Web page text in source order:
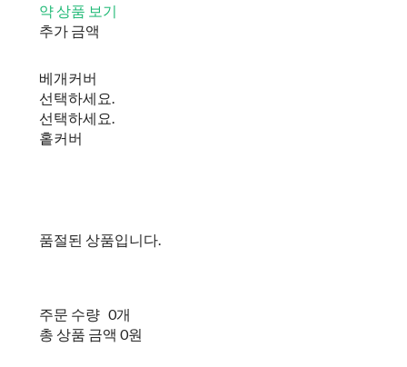
약 상품 보기
추가 금액
베개커버
선택하세요.
선택하세요.
홑커버
품절된 상품입니다.
주문 수량 0개
총 상품 금액 0원